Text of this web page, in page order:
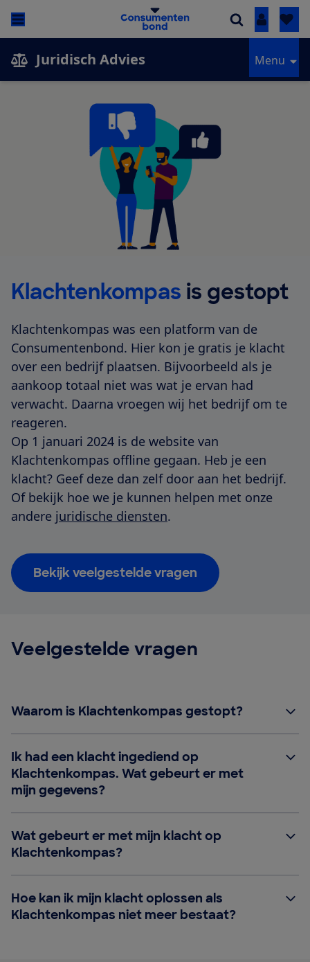
Inloggen
Juridisch Advies Menu
Klachtenkompas is gestopt
Klachtenkompas was een platform van de
Consumentenbond. Hier kon je gratis je klacht
over een bedrijf plaatsen. Bijvoorbeeld als je
aankoop totaal niet was wat je ervan had
verwacht. Daarna vroegen wij het bedrijf om te
reageren.
Op 1 januari 2024 is de website van
Klachtenkompas offline gegaan. Heb je een
klacht? Geef deze dan zelf door aan het bedrijf.
Of bekijk hoe we je kunnen helpen met onze
andere juridische diensten.
Bekijk veelgestelde vragen
Veelgestelde vragen
Waarom is Klachtenkompas gestopt?
Ik had een klacht ingediend op
Klachtenkompas. Wat gebeurt er met
mijn gegevens?
Wat gebeurt er met mijn klacht op
Klachtenkompas?
Hoe kan ik mijn klacht oplossen als
Klachtenkompas niet meer bestaat?